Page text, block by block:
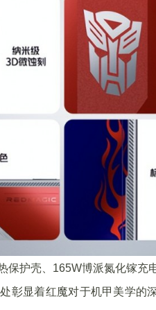
保护壳、165W博派氮化镓充
彰显着红魔对于机甲美学的